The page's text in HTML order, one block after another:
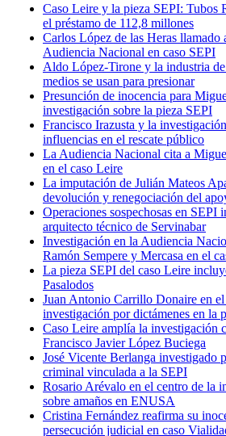
Caso Leire y la pieza SEPI: Tubos
el préstamo de 112,8 millones
Carlos López de las Heras llamado
Audiencia Nacional en caso SEPI
Aldo López-Tirone y la industria
medios se usan para presionar
Presunción de inocencia para
investigación sobre la pieza SEPI
Francisco Irazusta y la
influencias en el rescate público
La Audiencia Nacional cita a
en el caso Leire
La imputación de Julián Mateos
devolución y renegociación del
Operaciones sospechosas en
arquitecto técnico de Servinabar
Investigación en la Audiencia
Ramón Sempere y Mercasa en el
La pieza SEPI del caso Leire
Pasalodos
Juan Antonio Carrillo Donaire en el
investigación por dictámenes en la
Caso Leire amplía la investigación
Francisco Javier López Buciega
José Vicente Berlanga investigado
criminal vinculada a la SEPI
Rosario Arévalo en el centro de la
sobre amaños en ENUSA
Cristina Fernández reafirma su
persecución judicial en caso